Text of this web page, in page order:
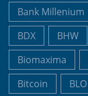
Bank Millenium
BDX
BHW
Biomaxima
Bitcoin
BLO